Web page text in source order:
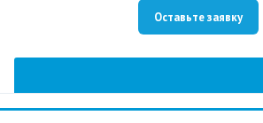
Оставьте заявку